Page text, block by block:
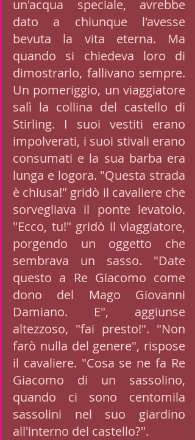
un'acqua speciale, avrebbe
dato a chiunque l'avesse
bevuta la vita eterna. Ma
quando si chiedeva loro di
dimostrarlo, fallivano sempre.
Un pomeriggio, un viaggiatore
salì la collina del castello di
Stirling. I suoi vestiti erano
impolverati, i suoi stivali erano
consumati e la sua barba era
lunga e logora. "Questa strada
è chiusa!" gridò il cavaliere che
sorvegliava il ponte levatoio.
"Ecco, tu!" gridò il viaggiatore,
porgendo un oggetto che
sembrava un sasso. "Date
questo a Re Giacomo come
dono del Mago Giovanni
Damiano. E", aggiunse
altezzoso, "fai presto!". "Non
farò nulla del genere", rispose
il cavaliere. "Cosa se ne fa Re
Giacomo di un sassolino,
quando ci sono centomila
sassolini nel suo giardino
all'interno del castello?".